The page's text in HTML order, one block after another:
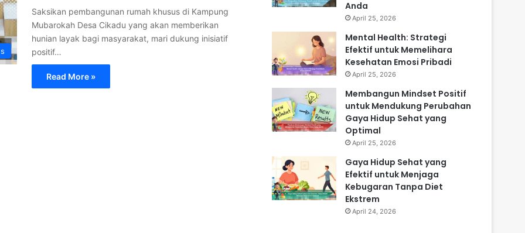
Saksikan pembangunan rumah khusus di Kampung
Mubarokah Desa Cikadu yang akan memberikan
hunian layak bagi masyarakat, mari dukung inisiatif
positif…
Read More »
Anda
April 25, 2026
Mental Health: Strategi
Efektif untuk Memelihara
Kesehatan Emosi Pribadi
April 25, 2026
Membangun Mindset Positif
untuk Mendukung Perubahan
Gaya Hidup Sehat yang
Optimal
April 25, 2026
Gaya Hidup Sehat yang
Efektif untuk Menjaga
Kebugaran Tanpa Diet
Ekstrem
April 24, 2026